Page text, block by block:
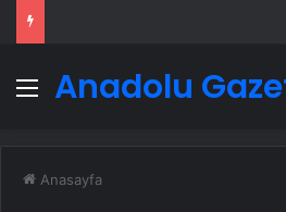
Menü
Anadolu
Anasayfa